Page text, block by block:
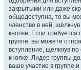
закрытыми или даже
общедоступна, то вы
членство в ней,
кнопке. Если требуется
группе, вы можете
вступление, щёлкнув
кнопке. Лидер группы
ваше участие в группе